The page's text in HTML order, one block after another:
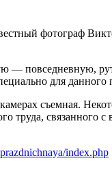
фотограф
— повседневную,
для данного
съемная.
труда, связанного
index.php